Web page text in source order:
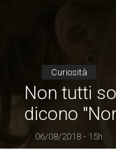
Curiosità
Non tutti
dicono
06/08/2018 - 15h